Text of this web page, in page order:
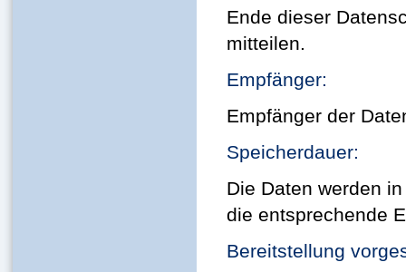
Ende dieser
mitteilen.
Empfänger:
Empfänger der
Speicherdauer:
Die Daten werden
die entsprechende
Bereitstellung